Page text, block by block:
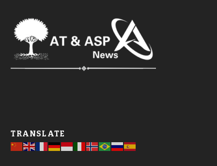
TRANSLATE